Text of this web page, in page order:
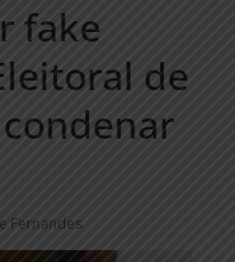
fake
de
Fernandes